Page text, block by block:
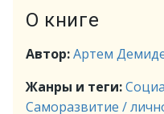
О книге
Автор:Артем
Жанры и теги:
Саморазвитие /